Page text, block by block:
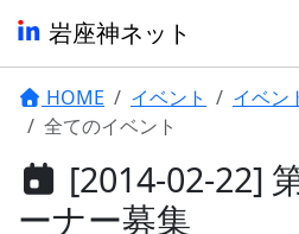
岩座神ネット
HOME イベント
イベン
全てのイベント
[2014-02-22]
ーナー募集